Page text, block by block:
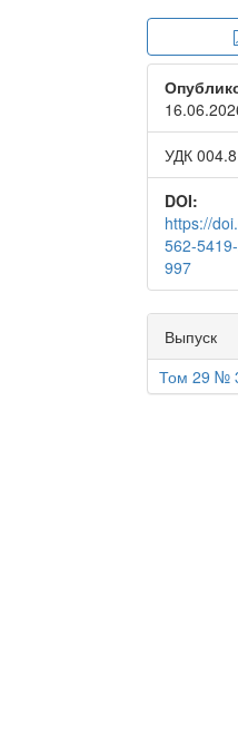
УДК
DOI:
https://
562-
997
Выпуск
Том 29 №